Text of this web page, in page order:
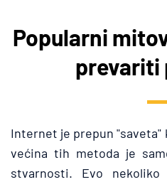
Popularni
prevariti
Internet je prepun
većina tih metoda je
stvarnosti. Evo